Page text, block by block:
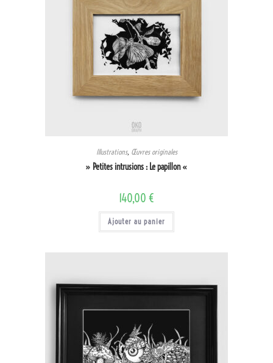
Illustrations, Œuvres originales
» Petites intrusions : Le papillon «
140,00 €
Ajouter au panier